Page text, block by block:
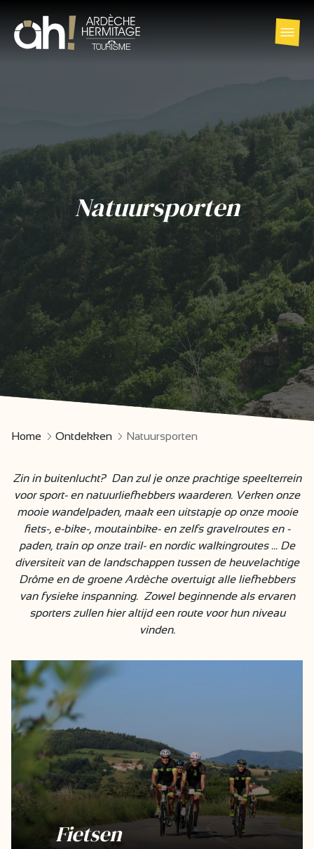
Natuursporten
Home Ontdekken Natuursporten
Zin in buitenlucht? Dan zul je onze prachtige speelterrein
voor sport- en natuurliefhebbers waarderen. Verken onze
mooie wandelpaden, maak een uitstapje op onze mooie
fiets-, e-bike-, moutainbike- en zelfs gravelroutes en -
paden, train op onze trail- en nordic walkingroutes ... De
diversiteit van de landschappen tussen de heuvelachtige
Drôme en de groene Ardèche overtuigt alle liefhebbers
van fysieke inspanning. Zowel beginnende als ervaren
sporters zullen hier altijd een route voor hun niveau
vinden.
Fietsen